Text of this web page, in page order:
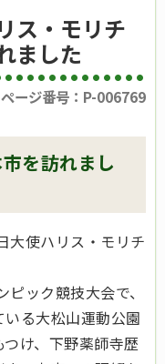
ス・モリチ
ました
ページ番号：P-006769
を訪れまし
大使ハリス・モリチ
ック競技大会で、
る大松山運動公園
け、下野薬師寺歴